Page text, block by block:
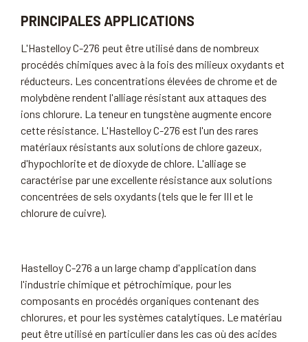
PRINCIPALES APPLICATIONS
L'Hastelloy C-276 peut être utilisé dans de nombreux
procédés chimiques avec à la fois des milieux oxydants et
réducteurs. Les concentrations élevées de chrome et de
molybdène rendent l'alliage résistant aux attaques des
ions chlorure. La teneur en tungstène augmente encore
cette résistance. L'Hastelloy C-276 est l'un des rares
matériaux résistants aux solutions de chlore gazeux,
d'hypochlorite et de dioxyde de chlore. L'alliage se
caractérise par une excellente résistance aux solutions
concentrées de sels oxydants (tels que le fer III et le
chlorure de cuivre).
Hastelloy C-276 a un large champ d'application dans
l'industrie chimique et pétrochimique, pour les
composants en procédés organiques contenant des
chlorures, et pour les systèmes catalytiques. Le matériau
peut être utilisé en particulier dans les cas où des acides